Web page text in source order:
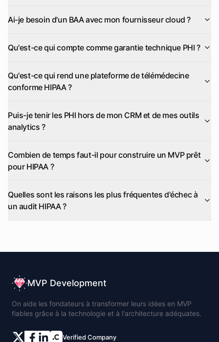
Ai-je besoin d'un BAA avec mon fournisseur cloud ?
Qu'est-ce qui compte comme garantie technique PHI ?
Qu'est-ce qui rend une plateforme de télémédecine
conforme HIPAA ?
Puis-je tenir les PHI hors de mon CRM et de mes outils
analytics ?
Combien de temps faut-il pour construire un MVP prêt
pour HIPAA ?
Quelles sont les raisons les plus fréquentes d'échec à
un audit HIPAA ?
MVP Development
On aide les fondateurs à transformer leurs idées en MVP
fiables grâce à la technologie et à l'architecture adéquates.
Verified Company